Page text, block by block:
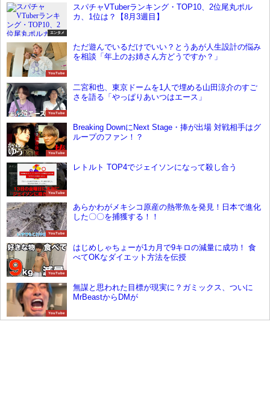
エンタメ
スパチャVTuberランキング・TOP10、2位尾丸ポル
カ、1位は？【8月3週目】
YouTube
ただ遊んでいるだけでいい？とうあが人生設計の悩み
を相談「年上のお姉さん方どうですか？」
YouTube
二宮和也、東京ドームを1人で埋める山田涼介のすご
さを語る「やっぱりあいつはエース」
YouTube
Breaking DownにNext Stage・捧が出場 対戦相手はグ
ループのファン！？
YouTube
レトルト TOP4でジェイソンになって殺し合う
YouTube
あらかわがメキシコ原産の熱帯魚を発見！日本で進化
した〇〇を捕獲する！！
YouTube
はじめしゃちょーが1カ月で9キロの減量に成功！ 食
べてOKなダイエット方法を伝授
YouTube
無謀と思われた目標が現実に？ガミックス、ついに
MrBeastからDMが